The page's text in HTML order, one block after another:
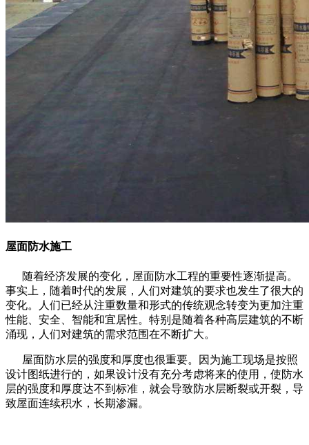
屋面防水施工
随着经济发展的变化，屋面防水工程的重要性逐渐提高。
事实上，随着时代的发展，人们对建筑的要求也发生了很大的
变化。人们已经从注重数量和形式的传统观念转变为更加注重
性能、安全、智能和宜居性。特别是随着各种高层建筑的不断
涌现，人们对建筑的需求范围在不断扩大。
屋面防水层的强度和厚度也很重要。因为施工现场是按照
设计图纸进行的，如果设计没有充分考虑将来的使用，使防水
层的强度和厚度达不到标准，就会导致防水层断裂或开裂，导
致屋面连续积水，长期渗漏。